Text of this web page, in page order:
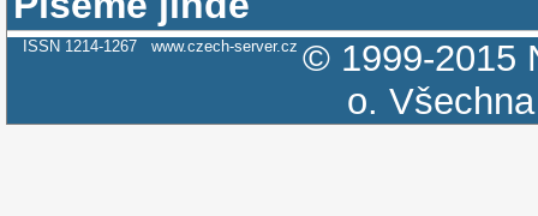
ISSN 1214-1267 www.czech-server.cz © 1999-2015
o.